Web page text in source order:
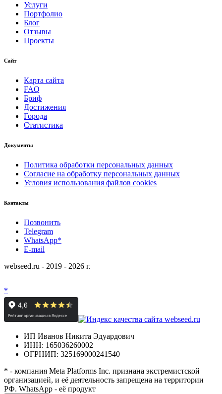
Услуги
Портфолио
Блог
Отзывы
Проекты
Сайт
Карта сайта
FAQ
Бриф
Достижения
Города
Статистика
Документы
Политика обработки персональных данных
Согласие на обработку персональных данных
Условия использования файлов cookies
Контакты
Позвонить
Telegram
WhatsApp*
E-mail
webseed.ru - 2019 - 2026 г.
*
ИП Иванов Никита Эдуардович
ИНН: 165036260002
ОГРНИП: 325169000241540
* - компания Meta Platforms Inc. признана экстремистской
организацией, и её деятельность запрещена на территории
РФ. WhatsApp - её продукт